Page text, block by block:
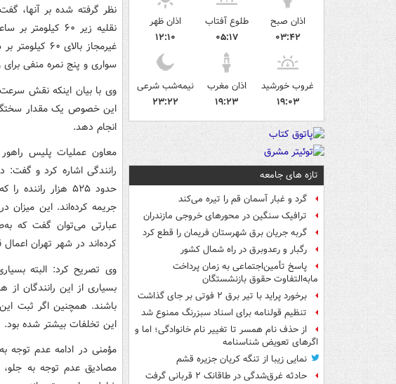
اذان صبح
۰۳:۴۲
طلوع آفتاب
۰۵:۱۷
اذان ظهر
۱۲:۱۰
غروب خورشید
۱۹:۰۳
اذان مغرب
۱۹:۲۳
نیمه‌شب شرعی
۲۳:۲۲
تازه های جامعه
گرد و غبار آسمان قم را تیره می‌کند
ترافیک سنگین در محورهای خروجی مازندران
گربه جریان برق شهرستان فریمان را قطع کرد
رگبار و رعدوبرق در راه شمال کشور
پاسخ تأمین‌اجتماعی به زمان پرداخت
مابه‌التفاوت حقوق بازنشستگان
برخورد پراید با تیر برق ۲ فوتی بر جای گذاشت
تنظیم قولنامه برای اسناد سبزرنگ ممنوع شد
از حذف نام همسر تا تغییر نام خانوادگی؛ اما و
اگرهای تعویض شناسنامه
نمایی زیبا از تنگه کریان جزیره قشم
حادثه غرق‌شدگی در طاقانک ۲ قربانی گرفت
نظر گرفته شده بر آنها،
غیرمجاز
سواری و پنج نمره منفی
وی با بیان اینکه نقش
این خصوص یک مقدار
انجام دهد.
معاون عملیات پلیس
رانندگی اشاره کرد و
حدود ۵۲۵ هزار
کرده‌اند در شهر تهران اعمال
وی تصریح کرد: البته
بسیاری از این رانندگان
باشند. همچنین اگر ثبت
این تخلفات بیشتر شده بود.
مؤمنی در ادامه عدم توجه
مصادیق عدم توجه به